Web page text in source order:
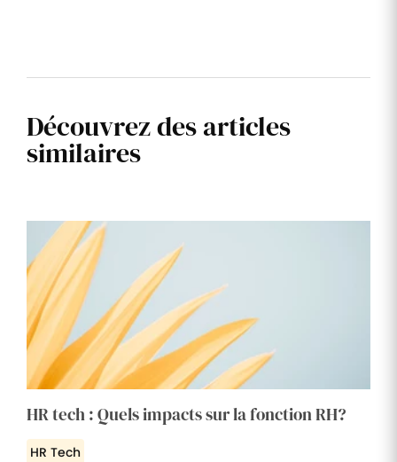
Découvrez des articles
similaires
HR tech : Quels impacts sur la fonction RH?
HR Tech